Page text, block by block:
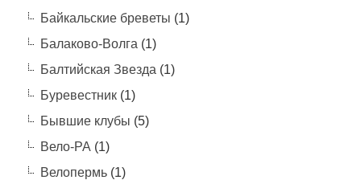
Байкальские бреветы (1)
Балаково-Волга (1)
Балтийская Звезда (1)
Буревестник(1)
Бывшие клубы (5)
Вело-РА (1)
Велопермь(1)